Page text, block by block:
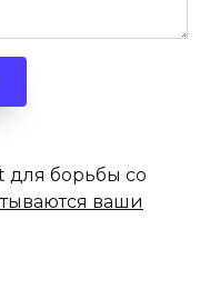
для борьбы со
ваши